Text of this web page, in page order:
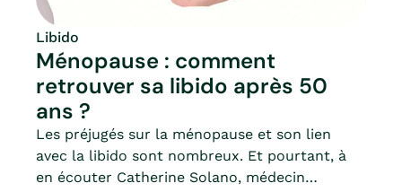
nymphomanie.
Libido
Ménopause : comment
retrouver sa libido après 50
ans ?
Les préjugés sur la ménopause et son lien
avec la libido sont nombreux. Et pourtant, à
en écouter Catherine Solano, médecin